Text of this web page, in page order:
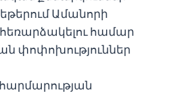
Ամանորի
հեռարձակելու համար
փոփոխություններ